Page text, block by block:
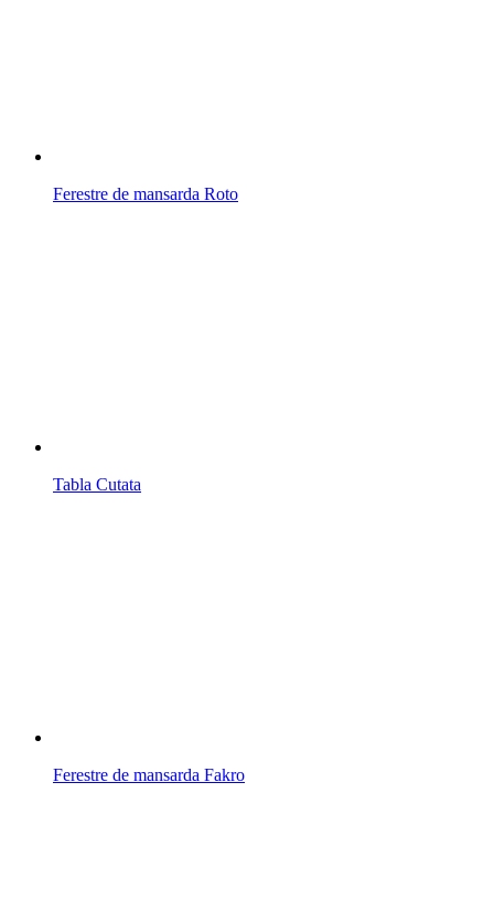
Ferestre de mansarda Roto
Tabla Cutata
Ferestre de mansarda Fakro